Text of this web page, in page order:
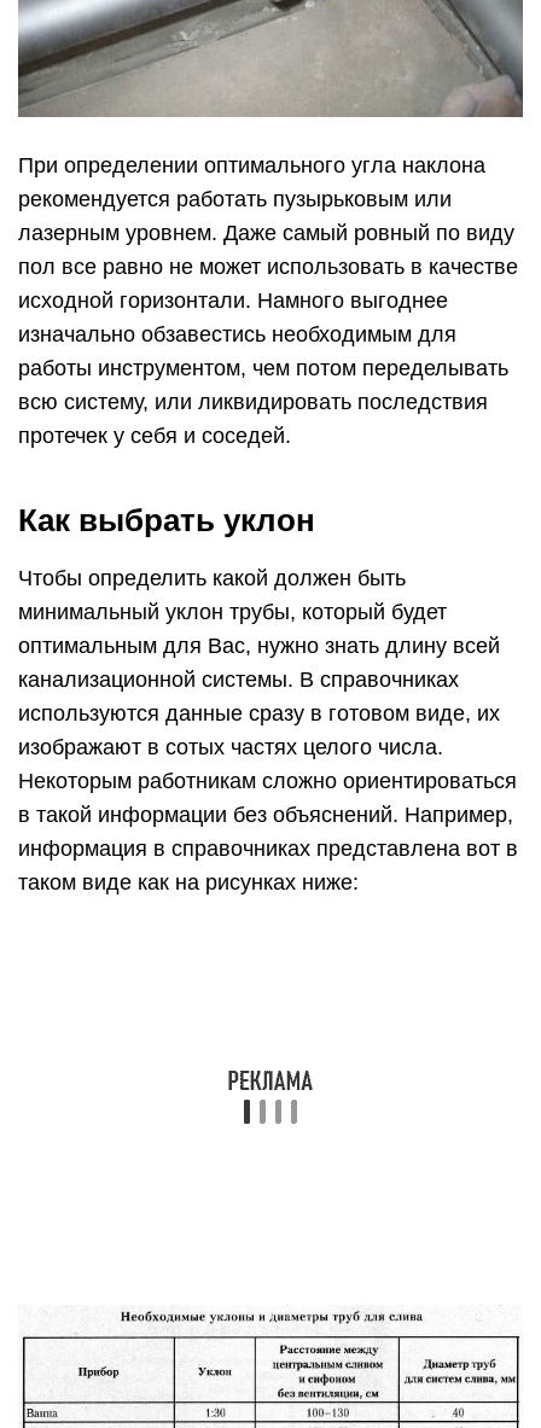
Некоторым работникам сложно ориентироваться
в такой информации без объяснений. Например,
информация в справочниках представлена вот в
таком виде как на рисунках ниже:
Таблица: необходимые уклоны и диаметры труб
для слива Таблица: уклоны отводных труб в
показаны, минимальные уклоны в зависимости
от диаметра на 1 метр погонный трубы.